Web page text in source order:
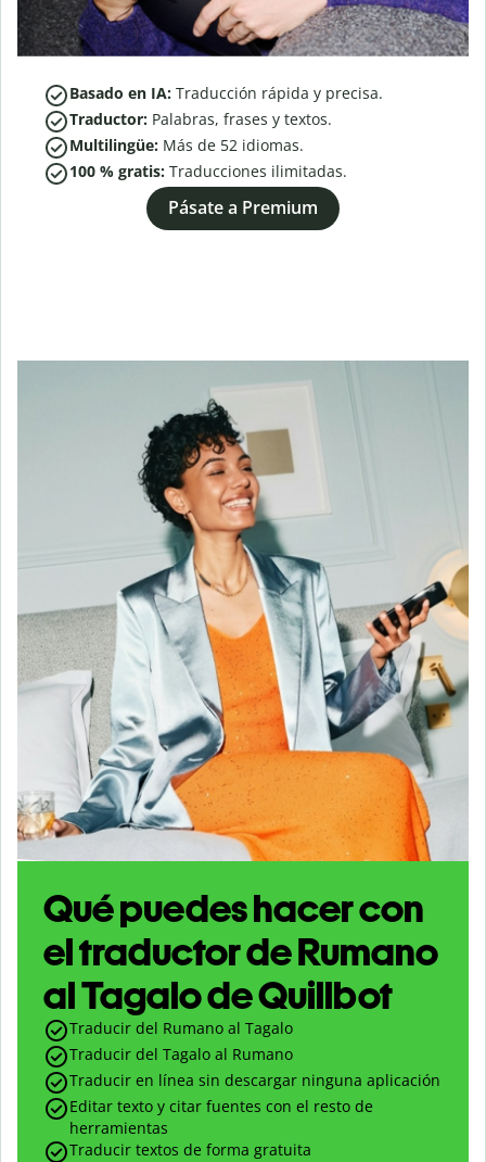
Basado en IA: Traducción rápida y precisa.
Traductor: Palabras, frases y textos.
Multilingüe: Más de 52 idiomas.
100 % gratis: Traducciones ilimitadas.
Pásate a Premium
Qué puedes hacer con
el traductor de Rumano
al Tagalo de Quillbot
Traducir del Rumano al Tagalo
Traducir del Tagalo al Rumano
Traducir en línea sin descargar ninguna aplicación
Editar texto y citar fuentes con el resto de
herramientas
Traducir textos de forma gratuita